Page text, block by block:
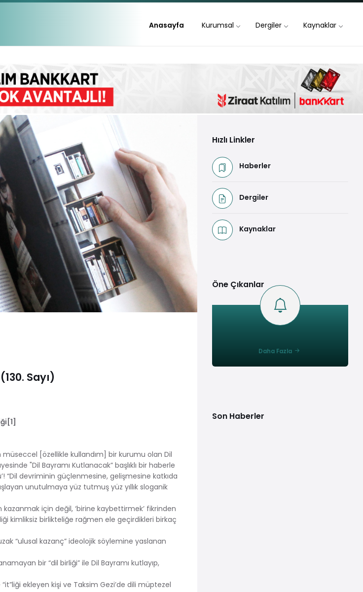
Anasayfa Kurumsal Dergiler Kaynaklar
Sayı)
[özellikle kullandım] bir kurumu olan Dil
"Dil Bayramı Kutlanacak” başlıklı bir haberle
“Dil devriminin güçlenmesine, gelişmesine katkıda
unutulmaya yüz tutmuş yüz yıllık sloganik
kazanmak için değil, ‘birine kaybettirmek’ fikrinden
kimliksiz birlikteliğe rağmen ele geçirdikleri birkaç
“ulusal kazanç” ideolojik söylemine yaslanan
bir “dil birliği” ile Dil Bayramı kutlayıp,
ekleyen kişi ve Taksim Gezi’de dili müptezel
Hızlı Linkler
Haberler
Dergiler
Kaynaklar
Öne Çıkanlar
Daha Fazla
Son Haberler